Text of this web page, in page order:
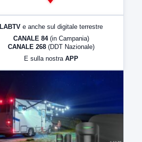
LabNews (Diretta)
LABTV e anche sul digitale terrestre
CANALE 84 (in Campania)
CANALE 268 (DDT Nazionale)
E sulla nostra APP